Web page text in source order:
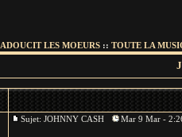
LES MOEURS :: TOUTE LA
Sujet: JOHNNY CASH Mar 9 Mar -